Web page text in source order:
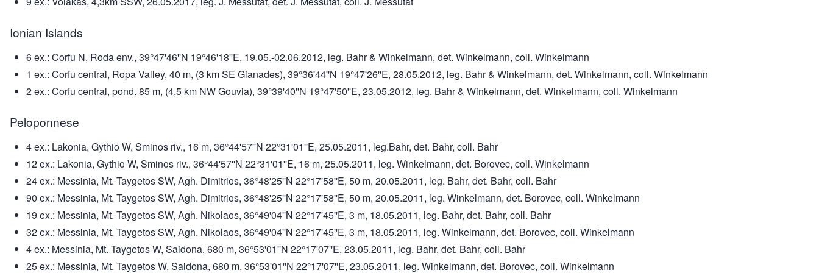
Ionian Islands
6 ex.: Corfu N, Roda env., 39°47'46''N 19°46'18''E, 19.05.-02.06.2012, leg. Bahr & Winkelmann, det. Winkelmann, coll. Winkelmann
1 ex.: Corfu central, Ropa Valley, 40 m, (3 km SE Gianades), 39°36'44''N 19°47'26''E, 28.05.2012, leg. Bahr & Winkelmann, det. Winkelmann, coll. Winkelmann
2 ex.: Corfu central, pond. 85 m, (4,5 km NW Gouvia), 39°39'40''N 19°47'50''E, 23.05.2012, leg. Bahr & Winkelmann, det. Winkelmann, coll. Winkelmann
Peloponnese
4 ex.: Lakonia, Gythio W, Sminos riv., 16 m, 36°44'57''N 22°31'01''E, 25.05.2011, leg.Bahr, det. Bahr, coll. Bahr
12 ex.: Lakonia, Gythio W, Sminos riv., 36°44'57''N 22°31'01''E, 16 m, 25.05.2011, leg. Winkelmann, det. Borovec, coll. Winkelmann
24 ex.: Messinia, Mt. Taygetos SW, Agh. Dimitrios, 36°48'25''N 22°17'58''E, 50 m, 20.05.2011, leg. Bahr, det. Bahr, coll. Bahr
90 ex.: Messinia, Mt. Taygetos SW, Agh. Dimitrios, 36°48'25''N 22°17'58''E, 50 m, 20.05.2011, leg. Winkelmann, det. Borovec, coll. Winkelmann
19 ex.: Messinia, Mt. Taygetos SW, Agh. Nikolaos, 36°49'04''N 22°17'45''E, 3 m, 18.05.2011, leg. Bahr, det. Bahr, coll. Bahr
32 ex.: Messinia, Mt. Taygetos SW, Agh. Nikolaos, 36°49'04''N 22°17'45''E, 3 m, 18.05.2011, leg. Winkelmann, det. Borovec, coll. Winkelmann
4 ex.: Messinia, Mt. Taygetos W, Saidona, 680 m, 36°53'01''N 22°17'07''E, 23.05.2011, leg. Bahr, det. Bahr, coll. Bahr
25 ex.: Messinia, Mt. Taygetos W, Saidona, 680 m, 36°53'01''N 22°17'07''E, 23.05.2011, leg. Winkelmann, det. Borovec, coll. Winkelmann